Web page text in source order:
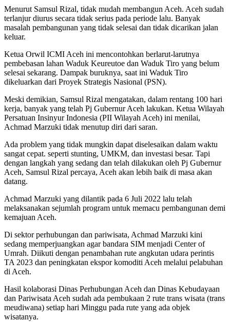
Menurut Samsul Rizal, tidak mudah membangun Aceh. Aceh sudah
terlanjur diurus secara tidak serius pada periode lalu. Banyak
masalah pembangunan yang tidak selesai dan tidak dicarikan jalan
keluar.
Ketua Orwil ICMI Aceh ini mencontohkan berlarut-larutnya
pembebasan lahan Waduk Keureutoe dan Waduk Tiro yang belum
selesai sekarang. Dampak buruknya, saat ini Waduk Tiro
dikeluarkan dari Proyek Strategis Nasional (PSN).
Meski demikian, Samsul Rizal mengatakan, dalam rentang 100 hari
kerja, banyak yang telah Pj Gubernur Aceh lakukan. Ketua Wilayah
Persatuan Insinyur Indonesia (PII Wilayah Aceh) ini menilai,
Achmad Marzuki tidak menutup diri dari saran.
Ada problem yang tidak mungkin dapat diselesaikan dalam waktu
sangat cepat. seperti stunting, UMKM, dan investasi besar. Tapi
dengan langkah yang sedang dan telah dilakukan oleh Pj Gubernur
Aceh, Samsul Rizal percaya, Aceh akan lebih baik di masa akan
datang.
Achmad Marzuki yang dilantik pada 6 Juli 2022 lalu telah
melaksanakan sejumlah program untuk memacu pembangunan demi
kemajuan Aceh.
Di sektor perhubungan dan pariwisata, Achmad Marzuki kini
sedang memperjuangkan agar bandara SIM menjadi Center of
Umrah. Diikuti dengan penambahan rute angkutan udara perintis
TA 2023 dan peningkatan ekspor komoditi Aceh melalui pelabuhan
di Aceh.
Hasil kolaborasi Dinas Perhubungan Aceh dan Dinas Kebudayaan
dan Pariwisata Aceh sudah ada pembukaan 2 rute trans wisata (trans
meudiwana) setiap hari Minggu pada rute yang ada objek
wisatanya.